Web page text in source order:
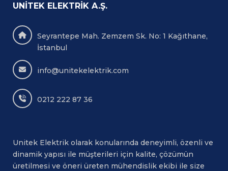
UNITEK ELEKTRIK A.Ş.
Seyrantepe Mah. Zemzem Sk. No: 1 Kağıthane,
İstanbul
info@unitekelektrik.com
0212 222 87 36
Unitek Elektrik olarak konularında deneyimli, özenli ve
dinamik yapısı ile müşterileri için kalite, çözümün
üretilmesi ve öneri üreten mühendislik ekibi ile size